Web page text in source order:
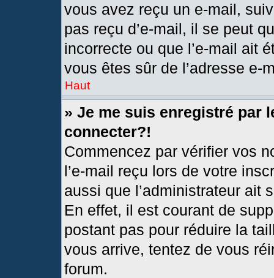
vous avez reçu un e-mail,
pas reçu d’e-mail, il se peut
incorrecte ou que l’e-mail ait
vous êtes sûr de l’adresse e-
Haut
» Je me suis enregistré par
connecter?!
Commencez par vérifier vos
l’e-mail reçu lors de votre
aussi que l’administrateur ait
En effet, il est courant de
postant pas pour réduire la
vous arrive, tentez de vous
forum.